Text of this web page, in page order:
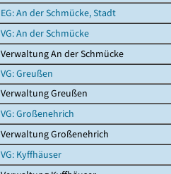
EG: An der Schmücke, Stadt
VG: An der Schmücke
Verwaltung An der Schmücke
VG: Greußen
Verwaltung Greußen
VG: Großenehrich
Verwaltung Großenehrich
VG: Kyffhäuser